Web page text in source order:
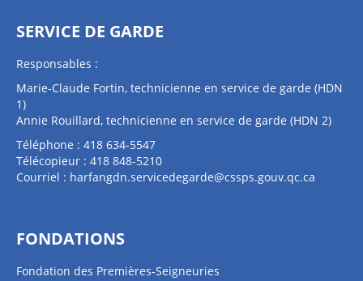
SERVICE DE GARDE
Responsables :
Marie-Claude Fortin, technicienne en service de garde (HDN
1)
Annie Rouillard, technicienne en service de garde (HDN 2)
Téléphone : 418 634-5547
Télécopieur : 418 848-5210
Courriel : harfangdn.servicedegarde@cssps.gouv.qc.ca
FONDATIONS
Fondation des Premières-Seigneuries